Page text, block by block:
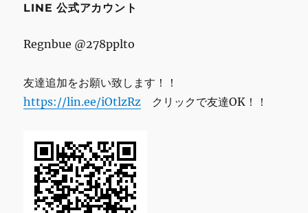
LINE 公式アカウント
Regnbue @278pplto
友達追加をお願い致します！！
https://lin.ee/iOtlzRz クリックで友達OK！！